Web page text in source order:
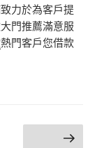
力於為客戶提
門推薦滿意服
熱門客戶您借款
下一頁